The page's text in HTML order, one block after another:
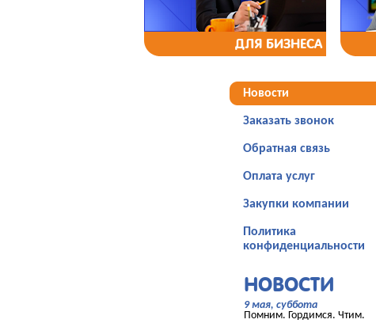
ДЛЯ БИЗНЕСА
Новости
Заказать звонок
Обратная связь
Оплата услуг
Закупки компании
Политика
конфиденциальности
НОВОСТИ
9 мая, суббота
Помним. Гордимся. Чтим.